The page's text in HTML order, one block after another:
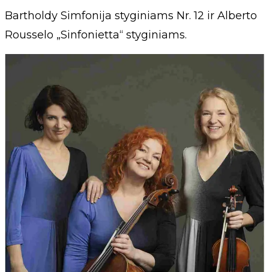
Bartholdy Simfonija styginiams Nr. 12 ir Alberto
Rousselo „Sinfonietta“ styginiams.